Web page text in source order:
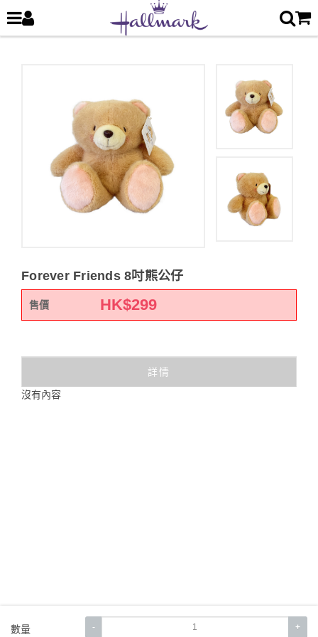
Forever Friends 8吋熊公仔
售價 HK$299
數量 - +
詳情
沒有內容